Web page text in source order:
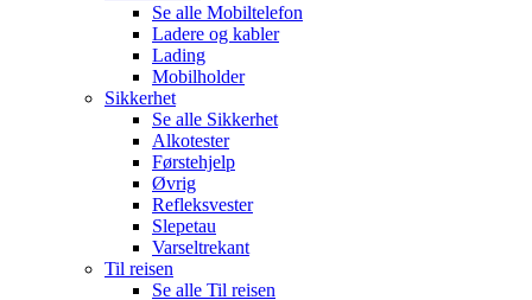
Se alle Mobiltelefon
Ladere og kabler
Lading
Mobilholder
Sikkerhet
Se alle Sikkerhet
Alkotester
Førstehjelp
Øvrig
Refleksvester
Slepetau
Varseltrekant
Til reisen
Se alle Til reisen